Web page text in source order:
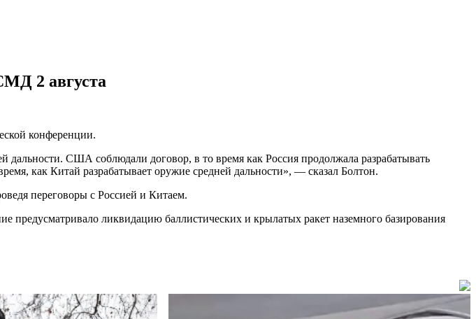
2 августа
конференции.
США соблюдали договор, в то время как Россия продолжала разрабатывать
как Китай разрабатывает оружие средней дальности», — сказал Болтон.
переговоры с Россией и Китаем.
ликвидацию баллистических и крылатых ракет наземного базирования